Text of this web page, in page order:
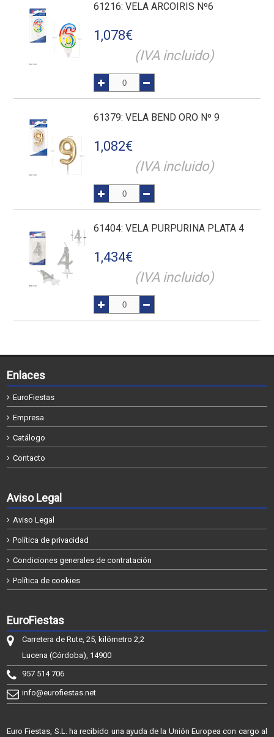
61216: VELA ARCOIRIS Nº6
1,078€
(IVA incluido)
61379: VELA BEND ORO Nº 9
1,082€
(IVA incluido)
61404: VELA PURPURINA PLATA 4
1,434€
(IVA incluido)
Enlaces
EuroFiestas
Empresa
Catálogo
Contacto
Aviso Legal
Aviso Legal
Política de privacidad
Condiciones generales de contratación
Política de cookies
EuroFiestas
Carretera de Rute, 25, kilómetro 2,2
Lucena (Córdoba), 14900
957 514 706
info@eurofiestas.net
Euro Fiestas, S.L. ha recibido una ayuda de la Unión Europea con cargo al